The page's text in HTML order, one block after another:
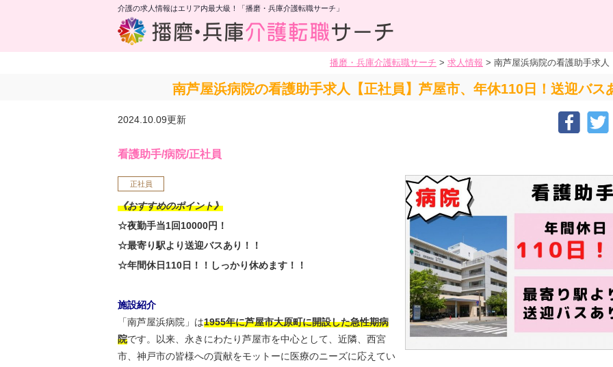
介護の求人情報はエリア内最大級！「播磨・兵庫介護転職サーチ」
播磨・兵庫介護転職サーチ > 求人情報 > 南芦屋浜病院の看護助手求
南芦屋浜病院の看護助手求人【正社員】芦屋市、年休110日！送迎バス
2024.10.09更新
看護助手/病院/正社員
正社員
《おすすめのポイント》
☆夜勤手当1回10000円！
☆最寄り駅より送迎バスあり！！
☆年間休日110日！！しっかり休めます！！
施設紹介
「南芦屋浜病院」は1955年に芦屋市大原町に開設した急性期病
院です。以来、永きにわたり芦屋市を中心として、近隣、西宮
市、神戸市の皆様への貢献をモットーに医療のニーズに応えてい